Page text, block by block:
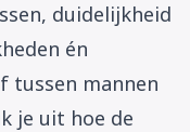
duidelijkheid
én
tussen mannen
je uit hoe de